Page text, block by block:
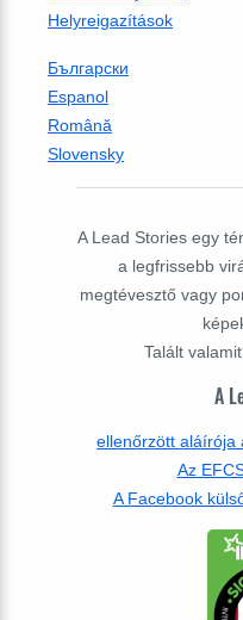
Helyreigazítások
Български
Espanol
Română
Slovensky
A Lead Stories egy
a legfrissebb
megtévesztő vagy
Talált
A
ellenőrzött aláírója
Az
A Facebook